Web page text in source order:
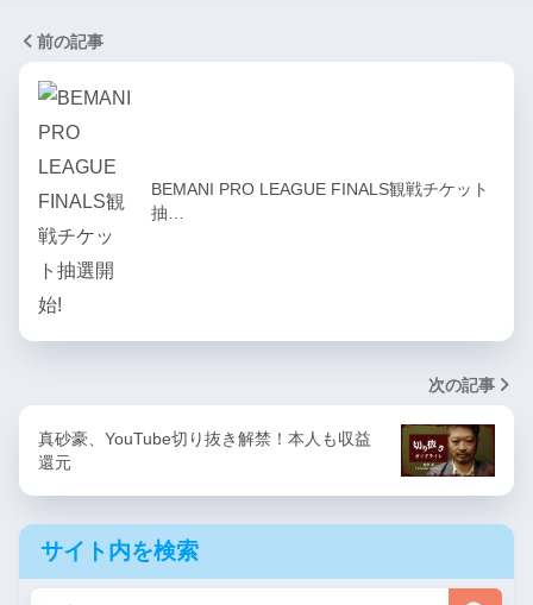
前の記事
BEMANI PRO LEAGUE FINALS観戦チケット
抽…
次の記事
真砂豪、YouTube切り抜き解禁！本人も収益
還元
サイト内を検索